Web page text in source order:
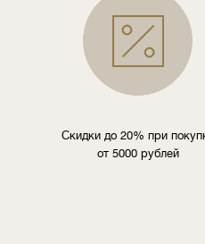
Скидки до 20% при
от 5000 рублей